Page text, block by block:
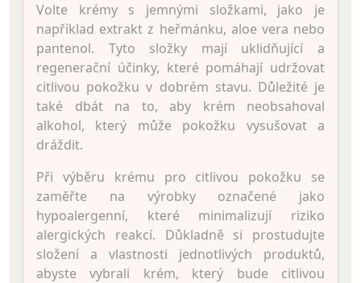
Volte krémy s jemnými složkami, jako je
například extrakt z heřmánku, aloe vera nebo
pantenol. Tyto složky mají uklidňující a
regenerační účinky, které pomáhají udržovat
citlivou pokožku v dobrém stavu. Důležité je
také dbát na to, aby krém neobsahoval
alkohol, který může pokožku vysušovat a
dráždit.
Při výběru krému pro citlivou pokožku se
zaměřte na výrobky označené jako
hypoalergenní, které minimalizují riziko
alergických reakcí. Důkladně si prostudujte
složení a vlastnosti jednotlivých produktů,
abyste vybrali krém, který bude citlivou